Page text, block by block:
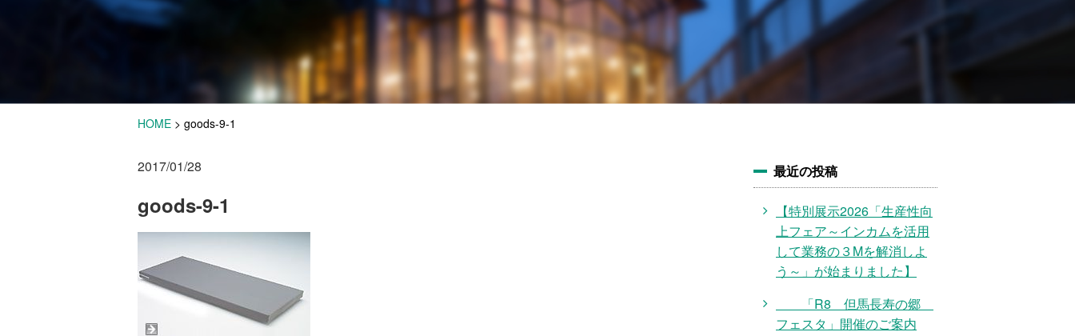
HOME > goods-9-1
2017/01/28
goods-9-1
最近の投稿
【特別展示2026「生産性向
上フェア～インカムを活用
して業務の３Mを解消しよ
う～」が始まりました】
「R8 但馬長寿の郷
フェスタ」開催のご案内